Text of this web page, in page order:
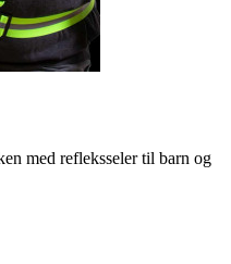
med refleksseler til barn og